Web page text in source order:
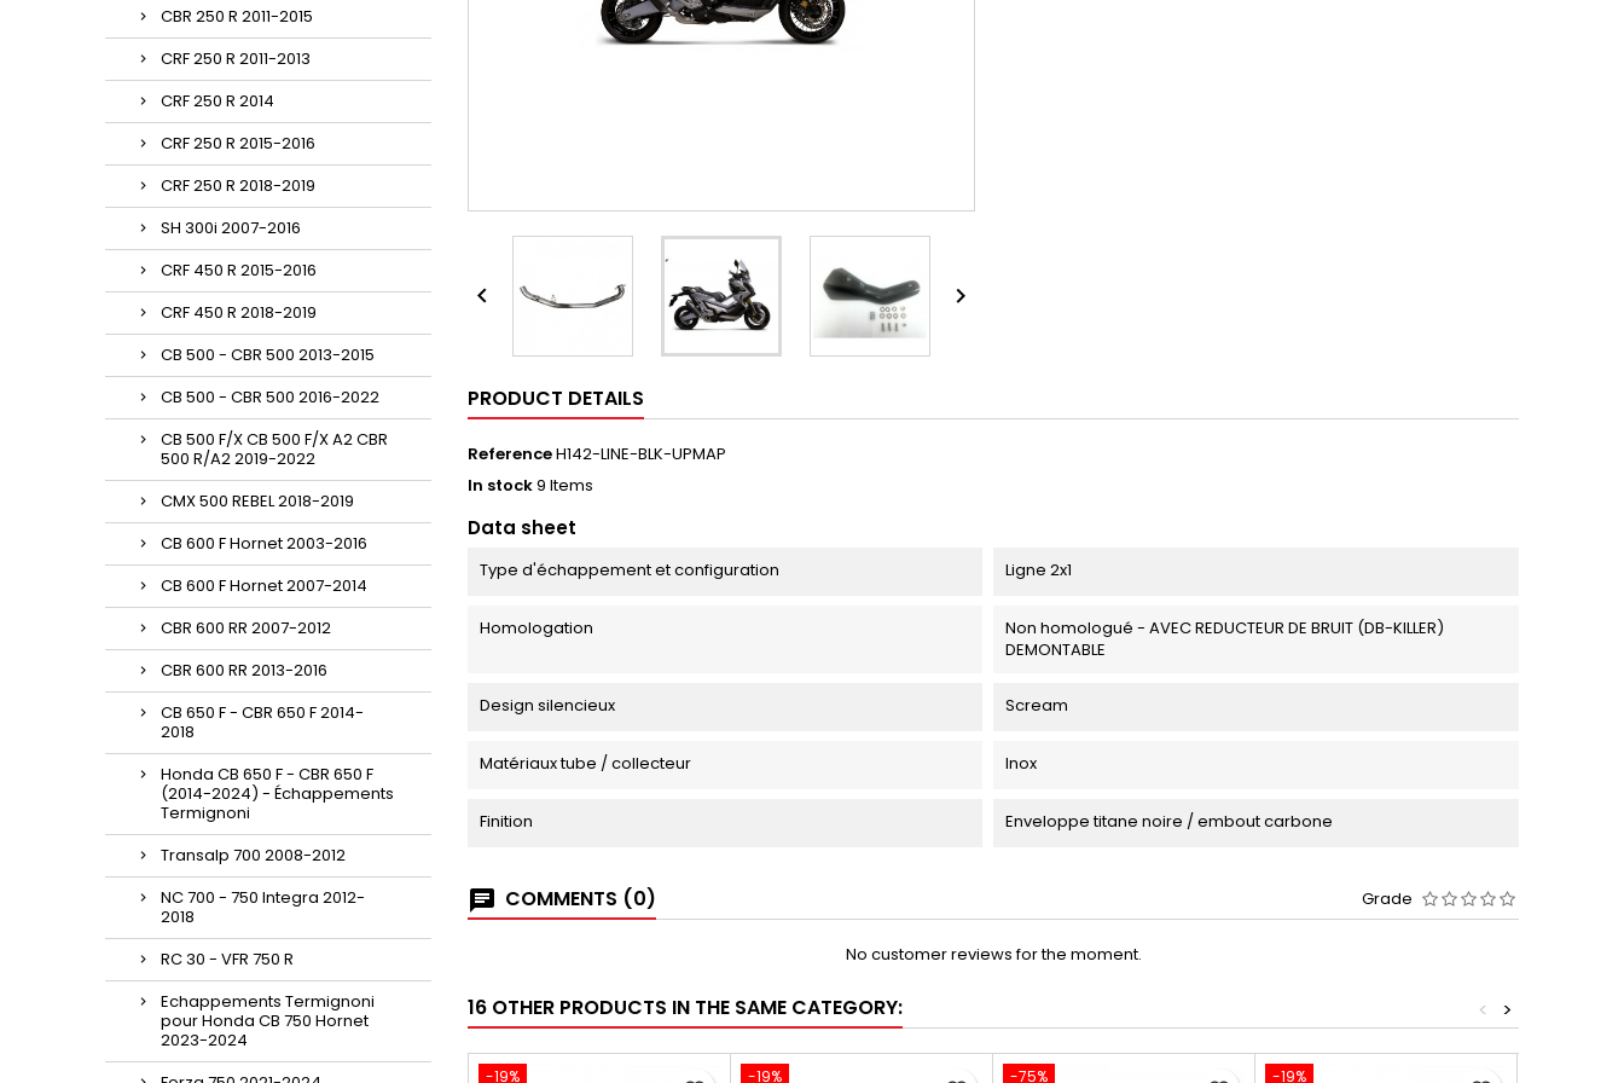
CBR 250 R 2011-2015
CRF 250 R 2011-2013
CRF 250 R 2014
CRF 250 R 2015-2016
CRF 250 R 2018-2019
SH 300i 2007-2016
CRF 450 R 2015-2016
CRF 450 R 2018-2019
CB 500 - CBR 500 2013-2015
CB 500 - CBR 500 2016-2022
CB 500 F/X CB 500 F/X A2 CBR
500 R/A2 2019-2022
CMX 500 REBEL 2018-2019
CB 600 F Hornet 2003-2016
CB 600 F Hornet 2007-2014
CBR 600 RR 2007-2012
CBR 600 RR 2013-2016
CB 650 F - CBR 650 F 2014-
2018
Honda CB 650 F - CBR 650 F
(2014-2024) - Échappements
Termignoni
Transalp 700 2008-2012
NC 700 - 750 Integra 2012-
2018
RC 30 - VFR 750 R
Echappements Termignoni
pour Honda CB 750 Hornet
2023-2024
 
PRODUCT DETAILS
ReferenceH142-LINE-BLK-UPMAP
In stock9 Items
Data sheet
Type d'échappement et configuration Ligne 2x1
Homologation
Non homologué - AVEC REDUCTEUR DE BRUIT (DB-KILLER)
DEMONTABLE
Design silencieux Scream
Matériaux tube / collecteur Inox
Finition Enveloppe titane noire / embout carbone
COMMENTS (0) Grade
No customer reviews for the moment.
16 OTHER PRODUCTS IN THE SAME CATEGORY: >
<
-19%
-19%
-75%
-19%